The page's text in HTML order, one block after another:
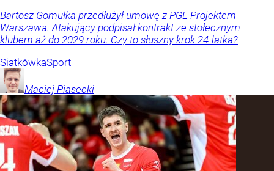
Bartosz Gomułka przedłużył umowę z PGE Projektem
Warszawa. Atakujący podpisał kontrakt ze stołecznym
klubem aż do 2029 roku. Czy to słuszny krok 24-latka?
SiatkówkaSport
Maciej Piasecki